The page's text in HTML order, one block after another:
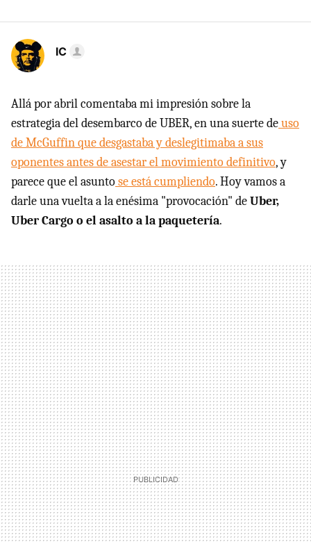
IC
Allá por abril comentaba mi impresión sobre la
estrategia del desembarco de UBER, en una suerte deuso
de McGuffin que desgastaba y deslegitimaba a sus
oponentes antes de asestar el movimiento definitivo, y
parece que el asuntose está cumpliendo. Hoy vamos a
darle una vuelta a la enésima "provocación" deUber,
Uber Cargo o el asalto a la paquetería.